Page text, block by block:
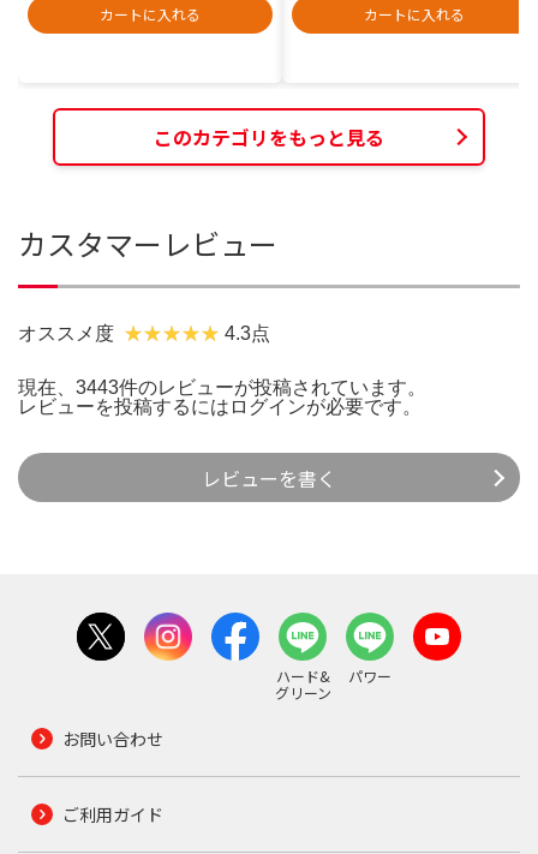
カートに入れる
カートに入れる
このカテゴリをもっと見る
カスタマーレビュー
オススメ度 4.3点
現在、3443件のレビューが投稿されています。
レビューを投稿するには ログインが必要です。
レビューを書く
ハード&
グリーン
パワー
お問い合わせ
ご利用ガイド